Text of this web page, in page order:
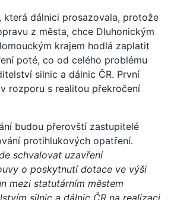
která dálnici prosazovala, protože
z města, chce Dluhonickým
krajem hodlá zaplatit
poté, co od celého problému
silnic a dálnic ČR. První
rozporu s realitou překročení
budou přerovští zastupitelé
protihlukových opatření.
schvalovat uzavření
o poskytnutí dotace ve výši
mezi statutárním městem
silnic a dálnic ČR na realizaci